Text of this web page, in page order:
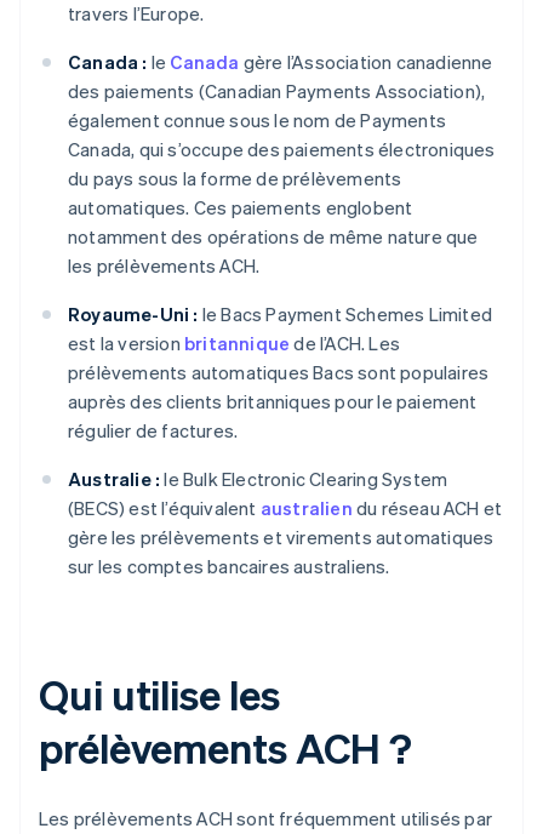
travers l’Europe.
Canada : le Canada gère l’Association canadienne
des paiements (Canadian Payments Association),
également connue sous le nom de Payments
Canada, qui s’occupe des paiements électroniques
du pays sous la forme de prélèvements
automatiques. Ces paiements englobent
notamment des opérations de même nature que
les prélèvements ACH.
Royaume-Uni : le Bacs Payment Schemes Limited
est la version britannique de l’ACH. Les
prélèvements automatiques Bacs sont populaires
auprès des clients britanniques pour le paiement
régulier de factures.
Australie : le Bulk Electronic Clearing System
(BECS) est l’équivalent australien du réseau ACH et
gère les prélèvements et virements automatiques
sur les comptes bancaires australiens.
Qui utilise les
prélèvements ACH ?
Les prélèvements ACH sont fréquemment utilisés par